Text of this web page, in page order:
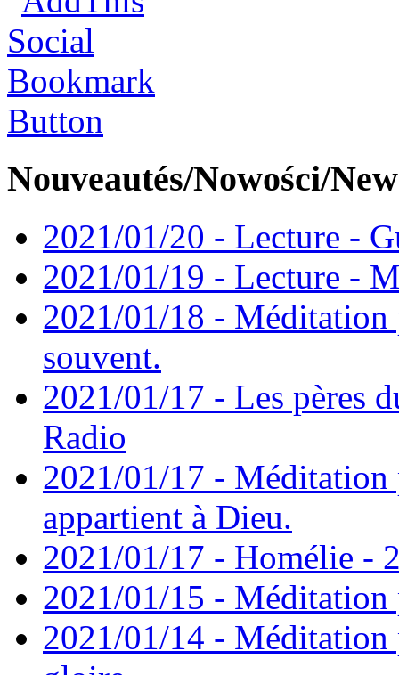
Nouveautés/Nowości/
2021/01/20 - Lecture -
2021/01/19 - Lecture -
2021/01/18 - Méditation
souvent.
2021/01/17 - Les pères
Radio
2021/01/17 - Méditation
appartient à Dieu.
2021/01/17 - Homélie -
2021/01/15 - Méditation
2021/01/14 - Méditation